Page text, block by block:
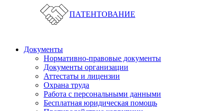
ПАТЕНТОВАНИЕ
Документы
Нормативно-правовые документы
Документы организации
Аттестаты и лицензии
Охрана труда
Работа с персональными данными
Бесплатная юридическая помощь